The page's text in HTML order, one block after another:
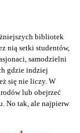
bibliotek
nią setki studentów,
samodzielni
gdzie indziej
się nie liczy. W
lub obejrzeć
No tak, ale najpierw